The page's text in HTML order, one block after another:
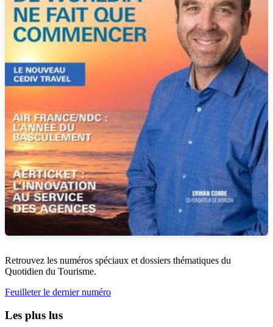
Retrouvez les numéros spéciaux et dossiers thématiques du
Quotidien du Tourisme.
Feuilleter le dernier numéro
Les plus lus